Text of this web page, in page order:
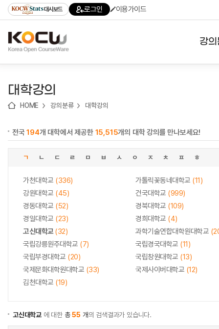
기
기
기
content)
가
대시보드 로그인 이용가이드
강
대학강의
HOME 강의분류 대학강의
전국194개 대학에서 제공한 15,515개의 대학 강의를 만나보세요!
ㄱ ㄴ ㄷ ㄹ ㅁ ㅂ ㅅ ㅇ ㅈ ㅊ ㅍ ㅎ
가천대학교 (336) 가톨릭꽃동네대학교 (11)
강원대학교 (45) 건국대학교 (999)
경동대학교 (52) 경북대학교 (109)
경일대학교 (23) 경희대학교 (4)
고신대학교(32) 과학기술연합대학원대학교
국립강릉원주대학교 (7) 국립경국대학교 (11)
국립부경대학교 (20) 국립창원대학교 (13)
국제문화대학원대학교 (33) 국제사이버대학교 (12)
김천대학교 (19)
고신대학교 에 대한 총55 개의 검색결과가 있습니다.